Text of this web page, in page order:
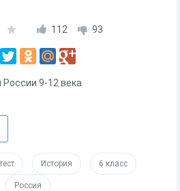
112 93
России 9-12 века
История 6 класс
Россия